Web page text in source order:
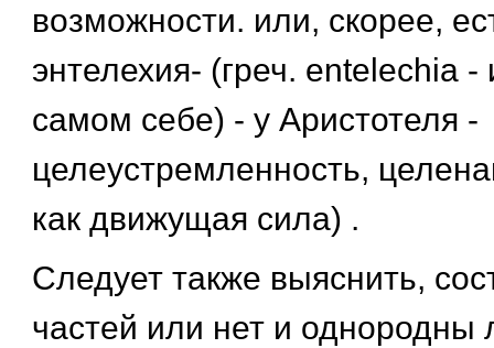
возможности. или, скорее,
энтелехия- (греч. entelechia
самом себе) - у Аристотеля -
целеустремленность,
как движущая сила) .
Следует также выяснить,
частей или нет и однородны